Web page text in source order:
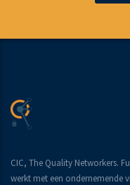
CIC, The Quality Networkers.
werkt met een ondernemende